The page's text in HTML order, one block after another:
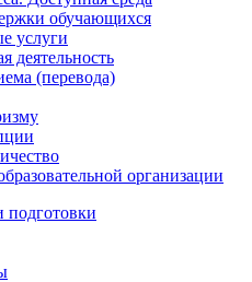
обучающихся
услуги
деятельность
(перевода)
организации
подготовки